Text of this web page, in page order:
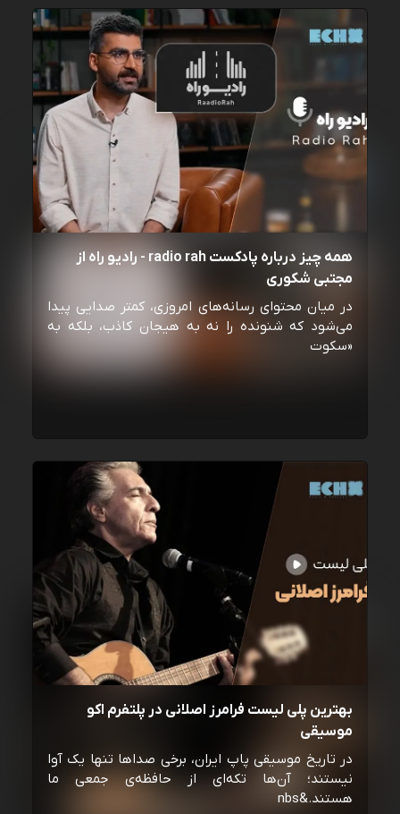
همه چیز درباره پادکست radio rah - رادیو راه از
مجتبی شکوری
در میان محتوای رسانه‌های امروزی، کمتر صدایی پیدا
می‌شود که شنونده را نه به هیجان کاذب، بلکه به
«سکوت
بهترین پلی لیست فرامرز اصلانی در پلتفرم اکو
موسیقی
در تاریخ موسیقی پاپ ایران، برخی صداها تنها یک آوا
نیستند؛ آن‌ها تکه‌ای از حافظه‌ی جمعی ما
هستند.&nbs